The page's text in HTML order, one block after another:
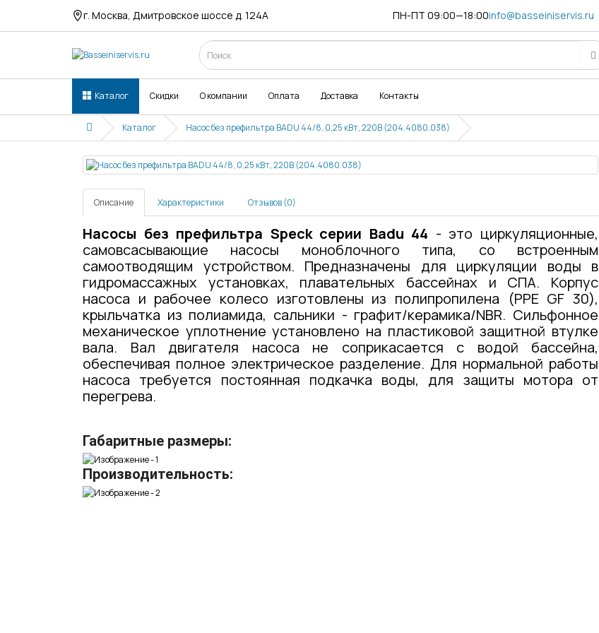
г. Москва, Дмитровское шоссе д. 124А ПН-ПТ 09:00—18:00info@basseiniservis.ru
Каталог Скидки О компании Оплата Доставка Контакты
Каталог Насос без префильтра BADU 44/8, 0,25 кВт, 220В (204.4080.038)
Описание Характеристики Отзывов (0)
Насосы без префильтра Speck серии Badu 44 - это циркуляционные,
самовсасывающие насосы моноблочного типа, со встроенным
самоотводящим устройством. Предназначены для циркуляции воды в
гидромассажных установках, плавательных бассейнах и СПА. Корпус
насоса и рабочее колесо изготовлены из полипропилена (PPE GF 30),
крыльчатка из полиамида, сальники - графит/керамика/NBR. Сильфонное
механическое уплотнение установлено на пластиковой защитной втулке
вала. Вал двигателя насоса не соприкасается с водой бассейна,
обеспечивая полное электрическое разделение. Для нормальной работы
насоса требуется постоянная подкачка воды, для защиты мотора от
перегрева.
Габаритные размеры:
Производительность: